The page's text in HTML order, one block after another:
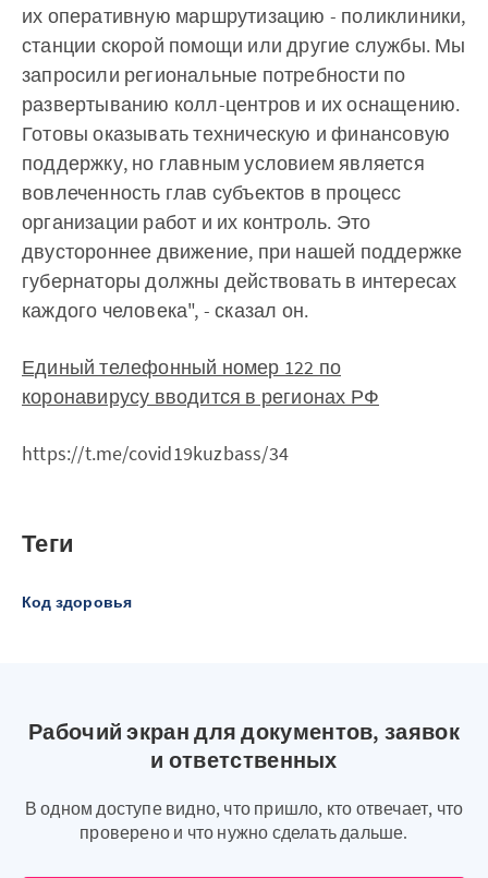
их оперативную маршрутизацию - поликлиники,
станции скорой помощи или другие службы. Мы
запросили региональные потребности по
развертыванию колл-центров и их оснащению.
Готовы оказывать техническую и финансовую
поддержку, но главным условием является
вовлеченность глав субъектов в процесс
организации работ и их контроль. Это
двустороннее движение, при нашей поддержке
губернаторы должны действовать в интересах
каждого человека", - сказал он.
Единый телефонный номер 122 по
коронавирусу вводится в регионах РФ
https://t.me/covid19kuzbass/34
Теги
Код здоровья
Рабочий экран для документов, заявок
и ответственных
В одном доступе видно, что пришло, кто отвечает, что
проверено и что нужно сделать дальше.